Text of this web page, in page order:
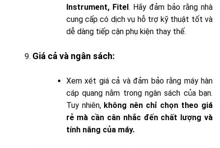
Instrument, Fitel. Hãy đảm bảo rằng nhà
cung cấp có dịch vụ hỗ trợ kỹ thuật tốt và
dễ dàng tiếp cận phụ kiện thay thế.
Giá cả và ngân sách:
Xem xét giá cả và đảm bảo rằng máy hàn
cáp quang nằm trong ngân sách của bạn.
Tuy nhiên, không nên chỉ chọn theo giá
rẻ mà cần cân nhắc đến chất lượng và
tính năng của máy.